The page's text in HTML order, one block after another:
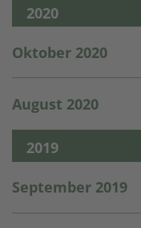
2020
Oktober 2020
August 2020
2019
September 2019